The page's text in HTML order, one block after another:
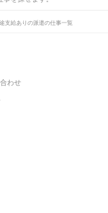
支給ありの派遣の仕事一覧
わせ